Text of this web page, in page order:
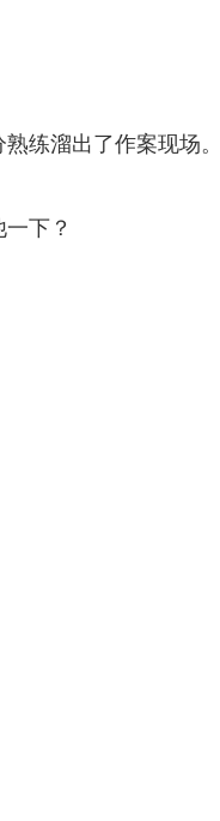
练溜出了作案现场。
下？